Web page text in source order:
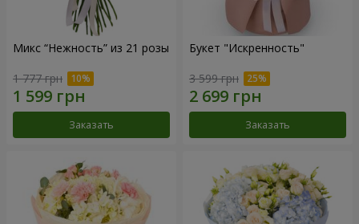
Микс “Нежность” из 21 розы
1 777 грн
Заказать
Букет "Искренность"
3 599 грн
Заказать